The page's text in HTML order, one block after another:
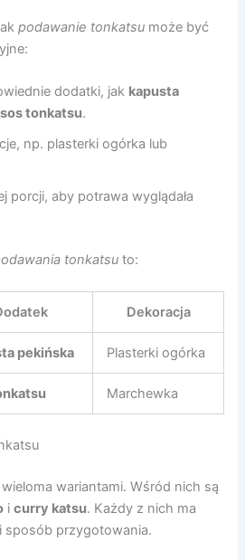
podawanie tonkatsu może być
dodatki, jak kapusta
sos tonkatsu.
np. plasterki ogórka lub
porcji, aby potrawa wyglądała
tonkatsu to:
Dekoracja
pekińska Plasterki ogórka
Marchewka
wariantami. Wśród nich są
icurry katsu. Każdy z nich ma
sposób przygotowania.